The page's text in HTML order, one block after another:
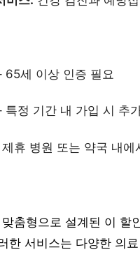
65세 이상 인증 필요
특정 기간 내 가입 시 추
휴 병원 또는 약국 내에
춤형으로 설계된 이 할
한 서비스는 다양한 의